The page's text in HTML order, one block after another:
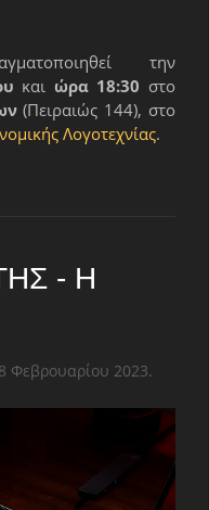
την
και ώρα 18:30 στο
(Πειραιώς 144), στο
Λογοτεχνίας.
- Η
Φεβρουαρίου 2023.